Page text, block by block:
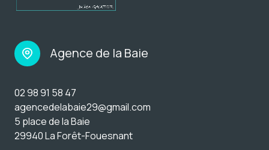
Agence de la Baie
02 98 91 58 47
agencedelabaie29@gmail.com
5 place de la Baie
29940 La Forêt-Fouesnant